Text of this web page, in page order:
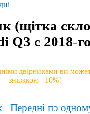
(щітка
Q3 с 2018-
двірниками ви
знижкою –10%!
Передні по